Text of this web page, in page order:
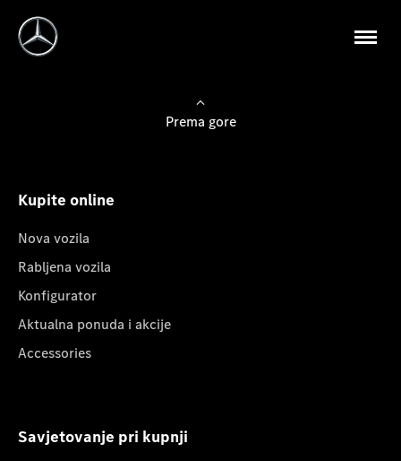
Prema gore
Kupite online
Nova vozila
Rabljena vozila
Konfigurator
Aktualna ponuda i akcije
Accessories
Savjetovanje pri kupnji